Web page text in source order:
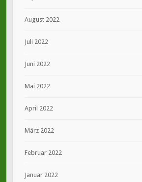
August 2022
Juli 2022
Juni 2022
Mai 2022
April 2022
März 2022
Februar 2022
Januar 2022